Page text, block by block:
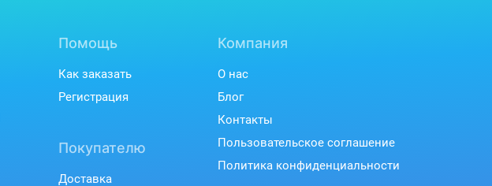
Помощь
Как заказать
Регистрация
Покупателю
Доставка
Компания
О нас
Блог
Контакты
Пользовательское соглашение
Политика конфиденциальности